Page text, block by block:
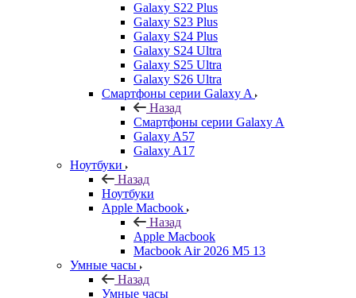
Galaxy S22 Plus
Galaxy S23 Plus
Galaxy S24 Plus
Galaxy S24 Ultra
Galaxy S25 Ultra
Galaxy S26 Ultra
Смартфоны серии Galaxy A
Назад
Смартфоны серии Galaxy A
Galaxy A57
Galaxy A17
Ноутбуки
Назад
Ноутбуки
Apple Macbook
Назад
Apple Macbook
Macbook Air 2026 M5 13
Умные часы
Назад
Умные часы